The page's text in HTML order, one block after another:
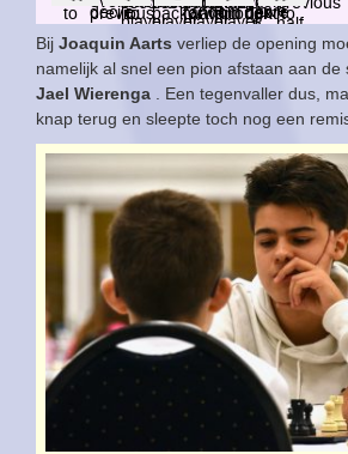
Bij Joaquin Aarts verliep de opening
namelijk al snel een pion afstaan aan de
Jael Wierenga . Een tegenvaller dus,
knap terug en sleepte toch nog een